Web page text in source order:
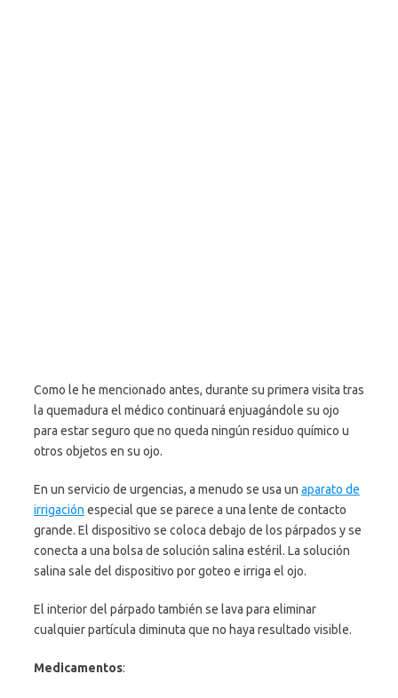
Como le he mencionado antes, durante su primera visita tras
la quemadura el médico continuará enjuagándole su ojo
para estar seguro que no queda ningún residuo químico u
otros objetos en su ojo.
En un servicio de urgencias, a menudo se usa un aparato de
irrigación especial que se parece a una lente de contacto
grande. El dispositivo se coloca debajo de los párpados y se
conecta a una bolsa de solución salina estéril. La solución
salina sale del dispositivo por goteo e irriga el ojo.
El interior del párpado también se lava para eliminar
cualquier partícula diminuta que no haya resultado visible.
Medicamentos: